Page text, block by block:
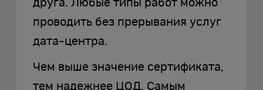
друга. Любые типы работ можно
проводить без прерывания услуг
дата-центра.
Чем выше значение сертификата,
тем надежнее ЦОД. Самым